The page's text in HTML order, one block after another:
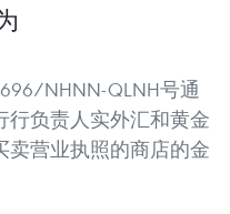
NHNN-QLNH号通
行负责人实外汇和黄金
卖营业执照的商店的金